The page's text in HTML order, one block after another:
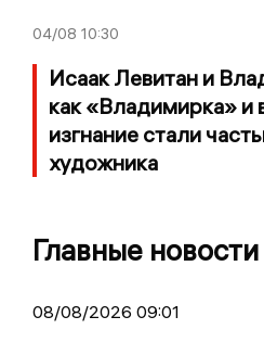
04/08 10:30
Исаак Левитан и
как «Владимирка» и
изгнание стали
художника
Главные новости
08/08/2026 09:01